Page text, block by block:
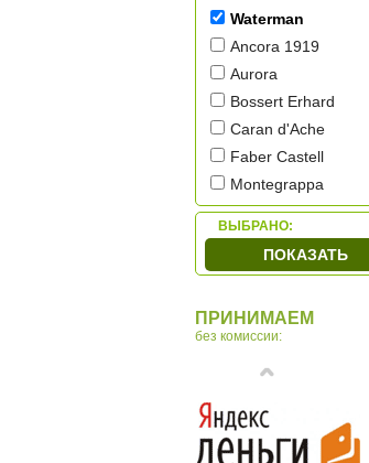
Waterman
Ancora 1919
Aurora
Bossert Erhard
Caran d'Ache
Faber Castell
Montegrappa
Omas
OTTO HUTT
ВЫБРАНО:
ПОКАЗАТЬ
ПРИНИМАЕМ
без комиссии: